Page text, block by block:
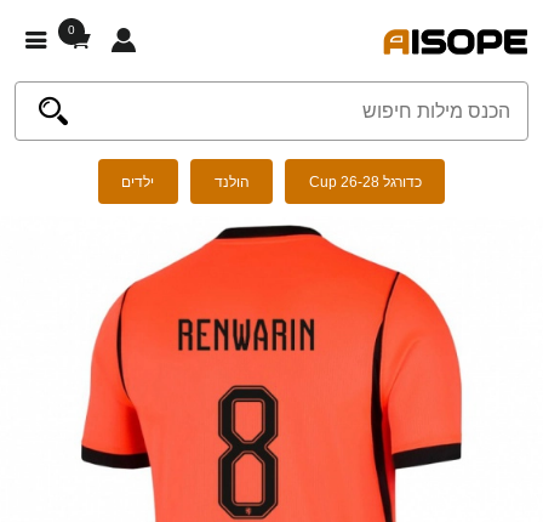
0
כדורגל Cup 26-28 הולנד ילדים